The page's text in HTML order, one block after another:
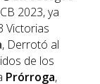
2023, ya
Victorias
, Derrotó al
de los
Prórroga,